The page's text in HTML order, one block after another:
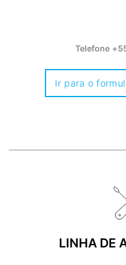
Telefone
Ir para o
LINHA DE